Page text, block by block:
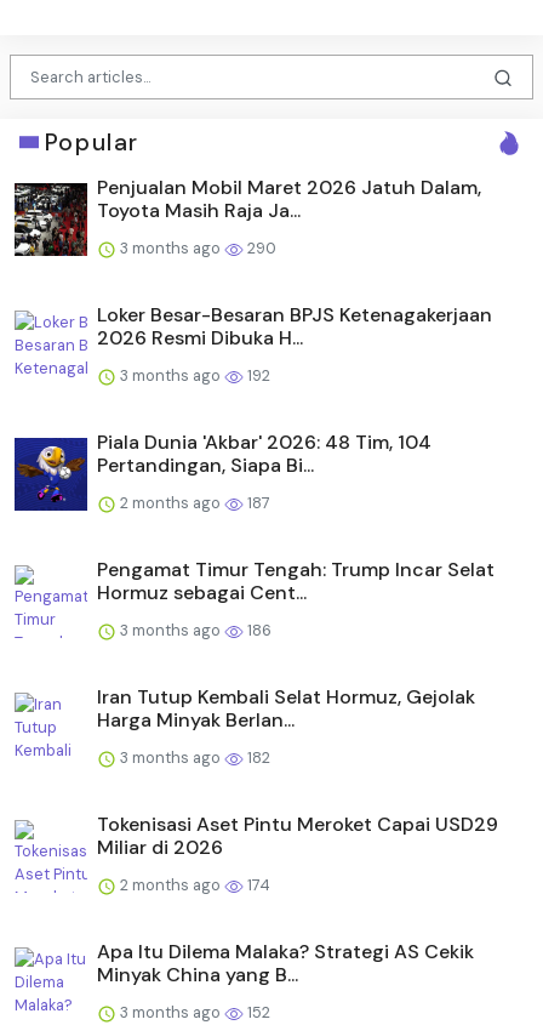
Popular
Penjualan Mobil Maret 2026 Jatuh Dalam,
Toyota Masih Raja Ja...
3 months ago 290
Loker Besar-Besaran BPJS Ketenagakerjaan
2026 Resmi Dibuka H...
3 months ago 192
Piala Dunia 'Akbar' 2026: 48 Tim, 104
Pertandingan, Siapa Bi...
2 months ago 187
Pengamat Timur Tengah: Trump Incar Selat
Hormuz sebagai Cent...
3 months ago 186
Iran Tutup Kembali Selat Hormuz, Gejolak
Harga Minyak Berlan...
3 months ago 182
Tokenisasi Aset Pintu Meroket Capai USD29
Miliar di 2026
2 months ago 174
Apa Itu Dilema Malaka? Strategi AS Cekik
Minyak China yang B...
3 months ago 152